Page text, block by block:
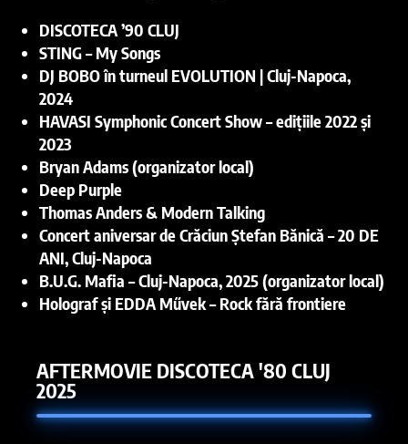
DISCOTECA ’90 CLUJ
STING – My Songs
DJ BOBO în turneul EVOLUTION | Cluj-Napoca,
2024
HAVASI Symphonic Concert Show – edițiile 2022 și
2023
Bryan Adams (organizator local)
Deep Purple
Thomas Anders & Modern Talking
​Concert aniversar de Crăciun Ștefan Bănică – 20 DE
ANI, Cluj-Napoca
B.U.G. Mafia – Cluj-Napoca, 2025 (organizator local)
Holograf și EDDA Művek – Rock fără frontiere
AFTERMOVIE DISCOTECA '80 CLUJ
2025